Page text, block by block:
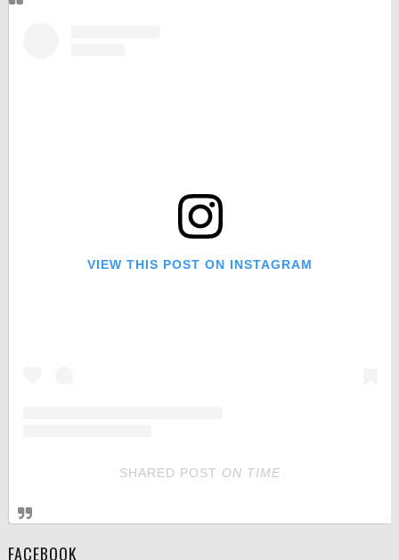
VIEW THIS POST ON INSTAGRAM
SHARED POST ON TIME
FACEBOOK